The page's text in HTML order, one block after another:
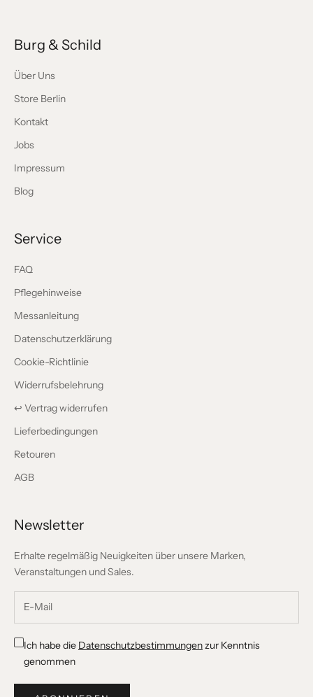
Burg & Schild
Über Uns
Store Berlin
Kontakt
Jobs
Impressum
Blog
Service
FAQ
Pflegehinweise
Messanleitung
Datenschutzerklärung
Cookie-Richtlinie
Widerrufsbelehrung
↩️ Vertrag widerrufen
Lieferbedingungen
Retouren
AGB
Newsletter
Erhalte regelmäßig Neuigkeiten über unsere Marken,
Veranstaltungen und Sales.
Ich habe die Datenschutzbestimmungenzur Kenntnis
genommen